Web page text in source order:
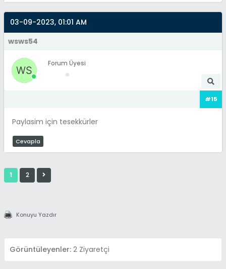
03-09-2023, 01:01 AM
wsws54
Forum Üyesi
#15
Paylasim için tesekkürler
Cevapla
1 2
Konuyu Yazdır
Görüntüleyenler: 2 Ziyaretçi